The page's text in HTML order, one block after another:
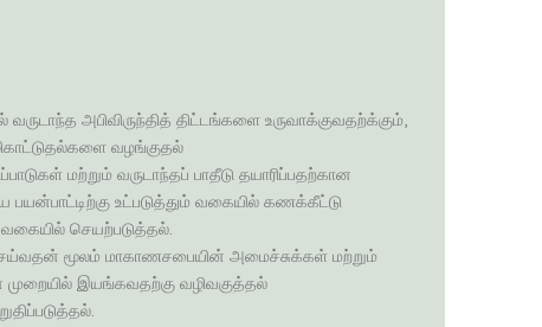
அபிவிருந்தித் திட்டங்களை உருவாக்குவதற்க்கும்,
வழங்குதல்
மற்றும் வருடாந்தப் பாதீடு தயாரிப்பதற்கான
உட்படுத்தும் வகையில் கணக்கீட்டு
செயற்படுத்தல்.
மூலம் மாகாணசபையின் அமைச்சுக்கள் மற்றும்
இயங்கவதற்கு வழிவகுத்தல்